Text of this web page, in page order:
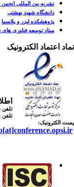
نشریه بین المللی انجمن
دانشگاه شهید بهشتی
پژوهشکده لیزر و پلاسما
ستاد توسعه فناوری های
اعتماد الکترونیک
تلفن
تلفن
الکترونیک: